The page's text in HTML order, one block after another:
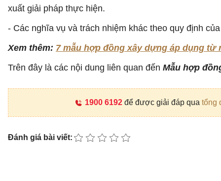
xuất giải pháp thực hiện.
- Các nghĩa vụ và trách nhiệm khác theo quy định
Xem thêm: 7 mẫu hợp đồng xây dựng áp dụng từ
Trên đây là các nội dung liên quan đến Mẫu hợp
1900 6192để được giải đáp qua tổng
Đánh giá bài viết: